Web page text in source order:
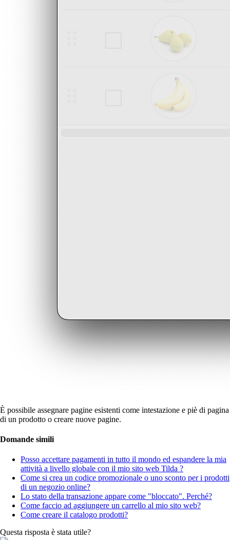
È possibile assegnare pagine esistenti come intestazione e piè di pagina
di un prodotto o creare nuove pagine.
Domande simili
Posso accettare pagamenti in tutto il mondo ed espandere la mia
attività a livello globale con il mio sito web Tilda ?
Come si crea un codice promozionale o uno sconto per i prodotti
di un negozio online?
Lo stato della transazione appare come "bloccato". Perché?
Come faccio ad aggiungere un carrello al mio sito web?
Come creare il catalogo prodotti?
Questa risposta è stata utile?